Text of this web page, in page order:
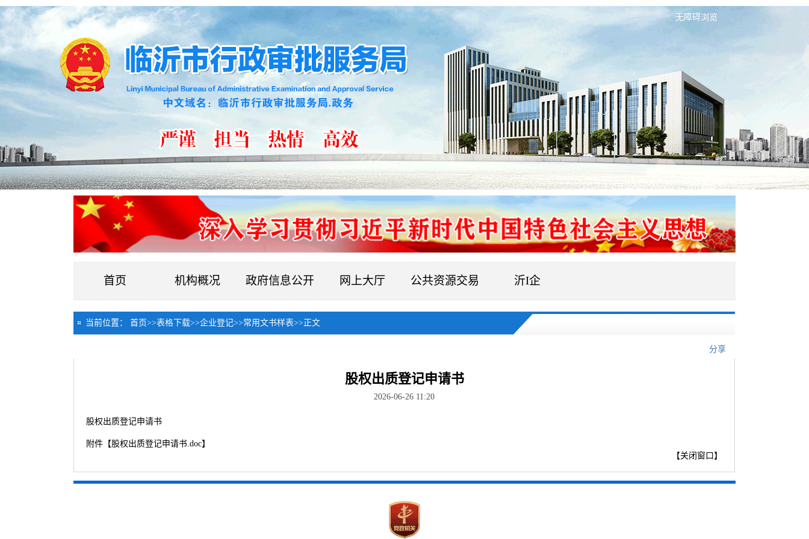
无障碍浏览
首页 机构概况 政府信息公开 网上大厅 公共资源交易 沂I企
当前位置： 首页>>表格下载>>企业登记>>常用文书样表>> 正文
分享
股权出质登记申请书
2026-06-26 11:20
股权出质登记申请书
附件【股权出质登记申请书.doc】
【关闭窗口 】